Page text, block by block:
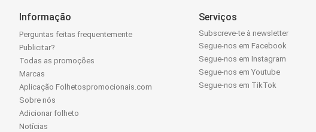
Informação
Perguntas feitas frequentemente
Publicitar?
Todas as promoções
Marcas
Aplicação Folhetospromocionais.com
Sobre nós
Adicionar folheto
Notícias
Serviços
Subscreve-te à newsletter
Segue-nos em Facebook
Segue-nos em Instagram
Segue-nos em Youtube
Segue-nos em TikTok